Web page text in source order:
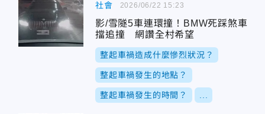
社會
影/雪隧5車連環撞！BMW死踩煞車
擋追撞 網讚全村希望
整起車禍造成什麼慘烈狀況？
整起車禍發生的地點？
整起車禍發生的時間？
2026/06/22 15:23